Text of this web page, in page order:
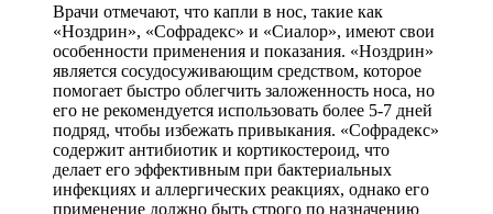
Врачи отмечают, что капли в нос, такие как
«Ноздрин», «Софрадекс» и «Сиалор», имеют свои
особенности применения и показания. «Ноздрин»
является сосудосуживающим средством, которое
помогает быстро облегчить заложенность носа, но
его не рекомендуется использовать более 5-7 дней
подряд, чтобы избежать привыкания. «Софрадекс»
содержит антибиотик и кортикостероид, что
делает его эффективным при бактериальных
инфекциях и аллергических реакциях, однако его
применение должно быть строго по назначению